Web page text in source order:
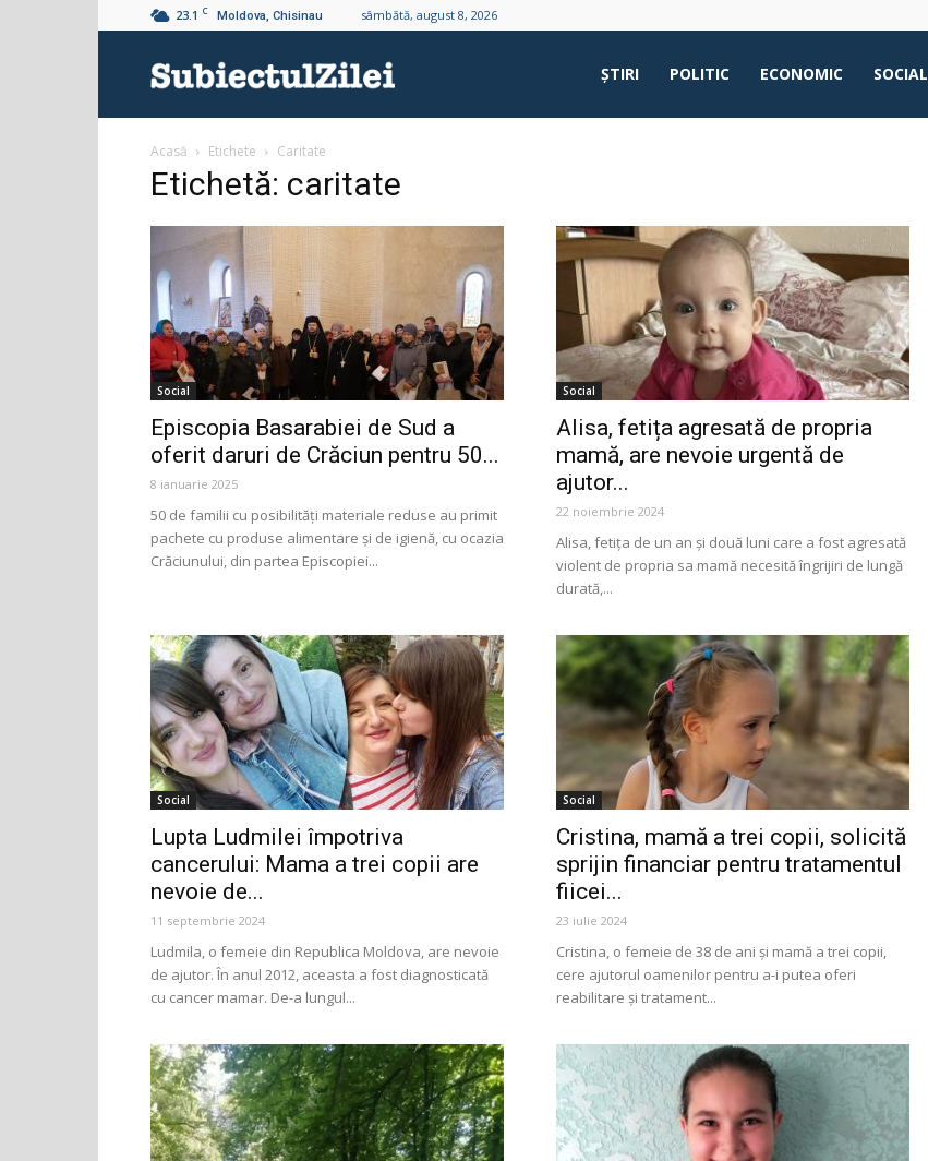
23.1 C Moldova, Chisinau sâmbătă, august 8, 2026
ŞTIRI POLITIC ECONOMIC SOCIAL
Acasă Etichete Caritate
Etichetă: caritate
Social
Episcopia Basarabiei de Sud a
oferit daruri de Crăciun pentru 50...
8 ianuarie 2025
50 de familii cu posibilități materiale reduse au primit
pachete cu produse alimentare și de igienă, cu ocazia
Crăciunului, din partea Episcopiei...
Social
Alisa, fetița agresată de propria
mamă, are nevoie urgentă de
ajutor...
22 noiembrie 2024
Alisa, fetița de un an și două luni care a fost agresată
violent de propria sa mamă necesită îngrijiri de lungă
durată,...
Social
Lupta Ludmilei împotriva
cancerului: Mama a trei copii are
nevoie de...
11 septembrie 2024
Ludmila, o femeie din Republica Moldova, are nevoie
de ajutor. În anul 2012, aceasta a fost diagnosticată
cu cancer mamar. De-a lungul...
Social
Cristina, mamă a trei copii, solicită
sprijin financiar pentru tratamentul
fiicei...
23 iulie 2024
Cristina, o femeie de 38 de ani și mamă a trei copii,
cere ajutorul oamenilor pentru a-i putea oferi
reabilitare și tratament...